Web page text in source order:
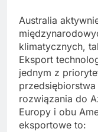
Australia
klimatycznych,
Eksport
jednym z
rozwiązania do
Europy i obu
eksportowe to: